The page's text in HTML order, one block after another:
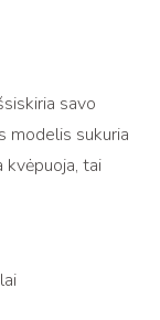
savo
modelis sukuria
kvėpuoja, tai